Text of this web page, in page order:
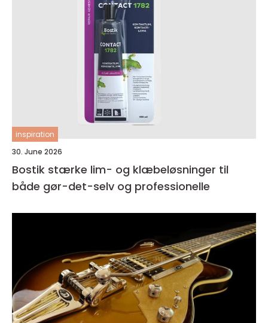
inspiration
30. June 2026
Bostik stærke lim- og klæbeløsninger til
både gør-det-selv og professionelle